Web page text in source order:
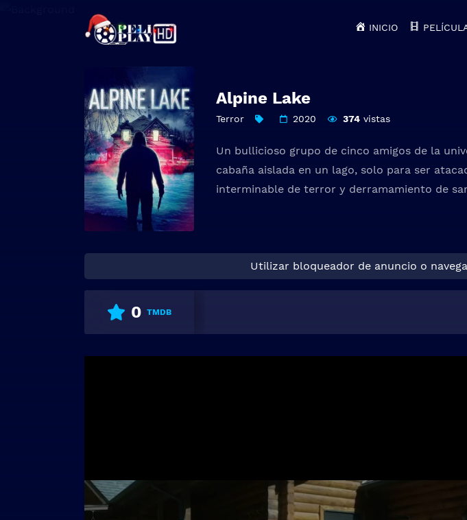
INICIO
Alpine Lake
Terror 2020 374vistas
Un bullicioso grupo de cinco amigos de la
cabaña aislada en un lago, solo para ser
interminable de terror y derramamiento de
Utilizar bloqueador de anuncio o
0 TMDB